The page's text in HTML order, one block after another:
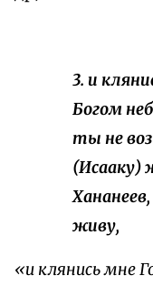
3. и
Богом
ты не
(Исааку)
живу,
«и клянись мне